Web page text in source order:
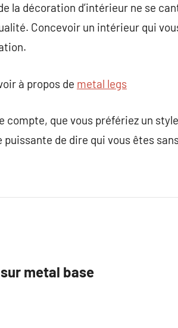
la décoration d’intérieur ne se
Concevoir un intérieur qui
à propos de metal legs
compte, que vous préfériez un
puissante de dire qui vous êtes
metal base